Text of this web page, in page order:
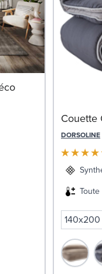
Couette
DORSOLINE
140x200